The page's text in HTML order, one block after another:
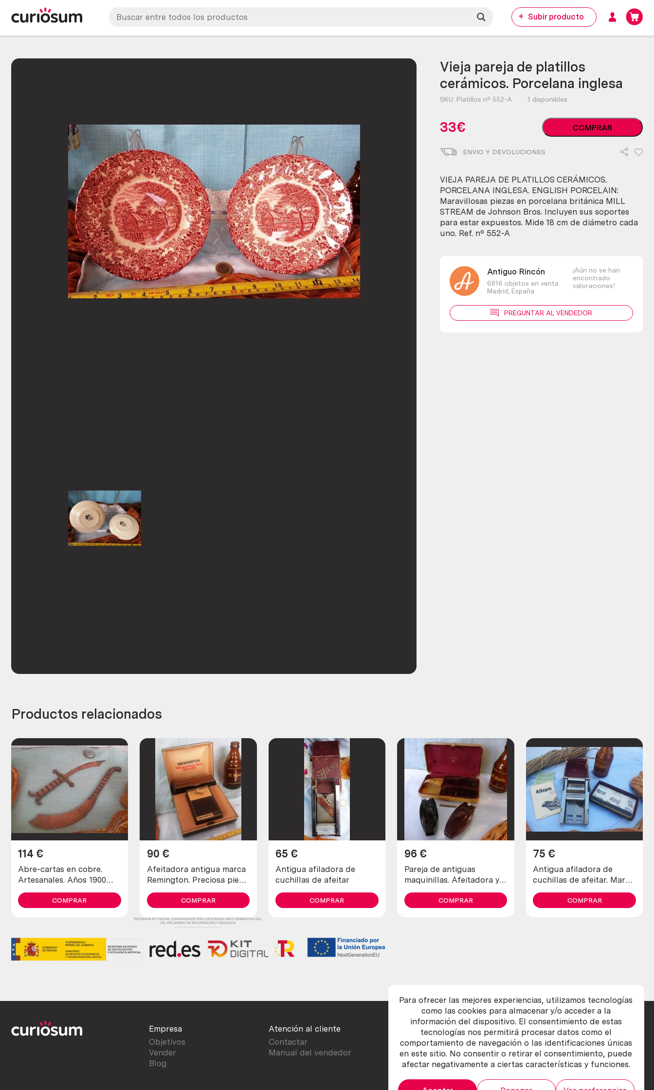
Para ofrecer las mejores experiencias, utilizamos tecnologías
como las cookies para almacenar y/o acceder a la
información del dispositivo. El consentimiento de estas
tecnologías nos permitirá procesar datos como el
comportamiento de navegación o las identificaciones únicas
en este sitio. No consentir o retirar el consentimiento, puede
afectar negativamente a ciertas características y funciones.
Subir producto
Vieja pareja de platillos
cerámicos. Porcelana inglesa
SKU: Platillos nº 552-A 1 disponibles
33€
Vieja
pareja
platillos
Porcelana
inglesa
cantidad
COMPRAR
ENVIO Y DEVOLUCIONES
VIEJA PAREJA DE PLATILLOS CERÁMICOS.
PORCELANA INGLESA. ENGLISH PORCELAIN:
Maravillosas piezas en porcelana británica MILL
STREAM de Johnson Bros. Incluyen sus soportes
para estar expuestos. Mide 18 cm de diámetro cada
uno. Ref. nº 552-A
Antiguo Rincón
6816 objetos en venta
Madrid, España
¡Aún no se han
encontrado
valoraciones!
PREGUNTAR AL VENDEDOR
Productos relacionados
Abre-cartas en cobre.
Artesanales. Años 1900
maravillosos. Old open
letters in copper
114 €
COMPRAR
Afeitadora antigua marca
Remington. Preciosa pieza
de colección
90 €
COMPRAR
Antigua afiladora de
cuchillas de afeitar
65 €
COMPRAR
Pareja de antiguas
maquinillas. Afeitadora y
recortadora marca schick.
96 €
COMPRAR
Antigua afiladora de
cuchillas de afeitar. Marca
allegro.
75 €
COMPRAR
Empresa
Objetivos
Vender
Blog
Atención al cliente
Contactar
Manual del vendedor